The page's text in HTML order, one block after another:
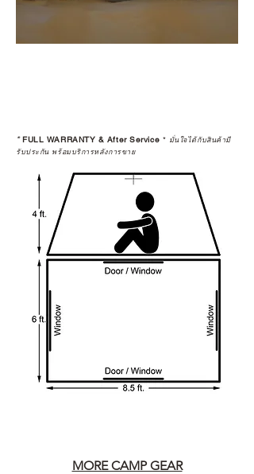
*FULL WARRANTY & After Service * มั่นใจได้กับสินค้ามี
รับประกัน พร้อมบริการหลังการขาย
MORE CAMP GEAR